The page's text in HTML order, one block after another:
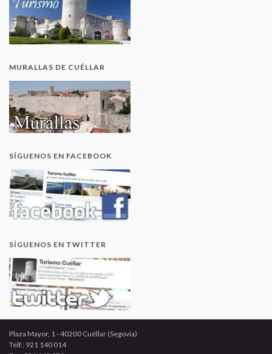
MURALLAS DE CUÉLLAR
SÍGUENOS EN FACEBOOK
SÍGUENOS EN TWITTER
Plaza Mayor, 1 - 40200 Cuéllar (Segovia)
Telf.: 921 140 014